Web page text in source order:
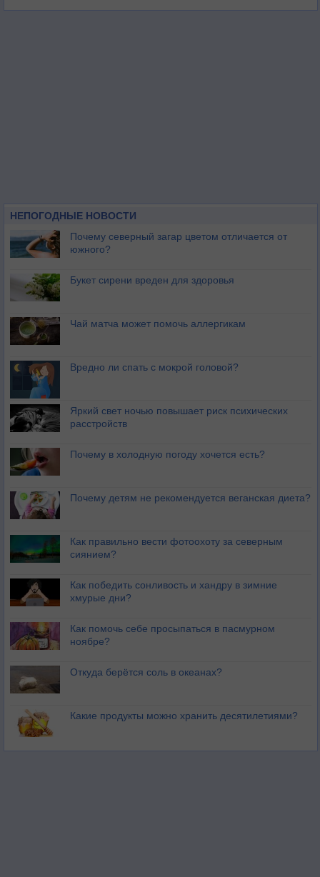
НЕПОГОДНЫЕ НОВОСТИ
Почему северный загар цветом отличается от
южного?
Букет сирени вреден для здоровья
Чай матча может помочь аллергикам
Вредно ли спать с мокрой головой?
Яркий свет ночью повышает риск психических
расстройств
Почему в холодную погоду хочется есть?
Почему детям не рекомендуется веганская диета?
Как правильно вести фотоохоту за северным
сиянием?
Как победить сонливость и хандру в зимние
хмурые дни?
Как помочь себе просыпаться в пасмурном
ноябре?
Откуда берётся соль в океанах?
Какие продукты можно хранить десятилетиями?